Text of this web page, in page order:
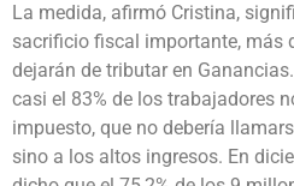
La medida, afirmó Cristina,
sacrificio fiscal importante, más
dejarán de tributar en
casi el 83% de los trabajadores
impuesto, que no debería
sino a los altos ingresos. En